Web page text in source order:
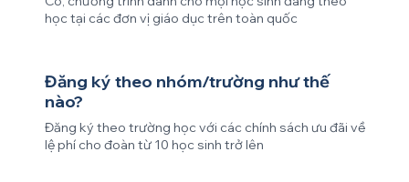
học tại các đơn vị giáo dục trên toàn quốc
Đăng ký theo nhóm/trường như thế
nào?
Đăng ký theo trường học với các chính sách ưu đãi về
lệ phí cho đoàn từ 10 học sinh trở lên